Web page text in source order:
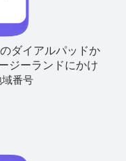
ダイアルパッドか
ジーランドにかけ
番号